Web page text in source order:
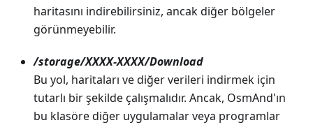
haritasını indirebilirsiniz, ancak diğer bölgeler
görünmeyebilir.
/storage/XXXX-XXXX/Download
Bu yol, haritaları ve diğer verileri indirmek için
tutarlı bir şekilde çalışmalıdır. Ancak, OsmAnd'ın
bu klasöre diğer uygulamalar veya programlar